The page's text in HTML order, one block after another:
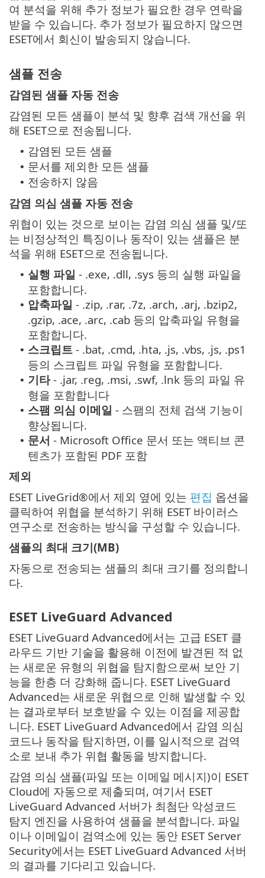
여 분석을 위해 추가 정보가 필요한 경우 연락을
받을 수 있습니다. 추가 정보가 필요하지 않으면
ESET에서 회신이 발송되지 않습니다.
샘플 전송
감염된 샘플 자동 전송
감염된 모든 샘플이 분석 및 향후 검색 개선을 위
해 ESET으로 전송됩니다.
• 감염된 모든 샘플
• 문서를 제외한 모든 샘플
• 전송하지 않음
감염 의심 샘플 자동 전송
위협이 있는 것으로 보이는 감염 의심 샘플 및/또
는 비정상적인 특징이나 동작이 있는 샘플은 분
석을 위해 ESET으로 전송됩니다.
• 실행 파일 - .exe, .dll, .sys 등의 실행 파일을
포함합니다.
• 압축파일 - .zip, .rar, .7z, .arch, .arj, .bzip2,
.gzip, .ace, .arc, .cab 등의 압축파일 유형을
포함합니다.
• 스크립트 - .bat, .cmd, .hta, .js, .vbs, .js, .ps1
등의 스크립트 파일 유형을 포함합니다.
• 기타- .jar, .reg, .msi, .swf, .lnk 등의 파일 유
형을 포함합니다
• 스팸 의심 이메일 - 스팸의 전체 검색 기능이
향상됩니다.
• 문서 - Microsoft Office 문서 또는 액티브 콘
텐츠가 포함된 PDF 포함
제외
ESET LiveGrid®에서 제외 옆에 있는 편집 옵션을
클릭하여 위협을 분석하기 위해 ESET 바이러스
연구소로 전송하는 방식을 구성할 수 있습니다.
샘플의 최대 크기(MB)
자동으로 전송되는 샘플의 최대 크기를 정의합니
다.
ESET LiveGuard Advanced
ESET LiveGuard Advanced에서는 고급 ESET 클
라우드 기반 기술을 활용해 이전에 발견된 적 없
는 새로운 유형의 위협을 탐지함으로써 보안 기
능을 한층 더 강화해 줍니다. ESET LiveGuard
Advanced는 새로운 위협으로 인해 발생할 수 있
는 결과로부터 보호받을 수 있는 이점을 제공합
니다. ESET LiveGuard Advanced에서 감염 의심
코드나 동작을 탐지하면, 이를 일시적으로 검역
소로 보내 추가 위협 활동을 방지합니다.
감염 의심 샘플(파일 또는 이메일 메시지)이 ESET
Cloud에 자동으로 제출되며, 여기서 ESET
LiveGuard Advanced 서버가 최첨단 악성코드
탐지 엔진을 사용하여 샘플을 분석합니다. 파일
이나 이메일이 검역소에 있는 동안 ESET Server
Security에서는 ESET LiveGuard Advanced 서버
의 결과를 기다리고 있습니다.